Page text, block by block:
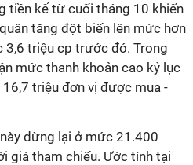
tiền kể từ cuối tháng 10 khiến
tăng đột biến lên mức hơn
3,6 triệu cp trước đó. Trong
mức thanh khoản cao kỷ lục
triệu đơn vị được mua -
dừng lại ở mức 21.400
giá tham chiếu. Ước tính tại